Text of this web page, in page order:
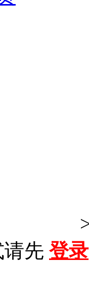
请先登录